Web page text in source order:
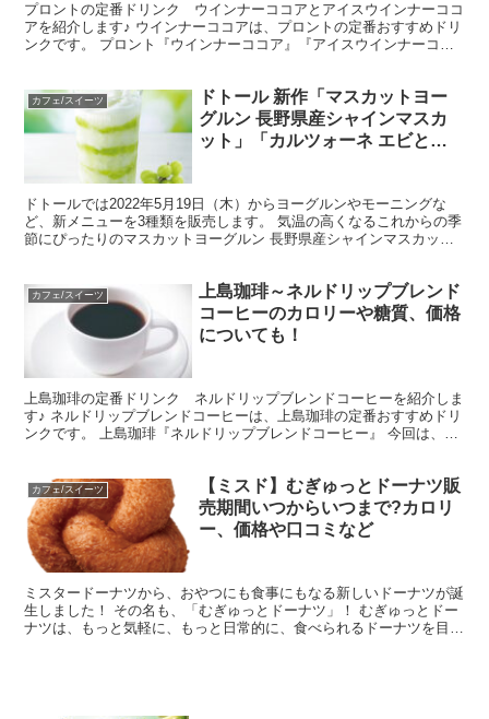
プロントの定番ドリンク ウインナーココアとアイスウインナーココ
アを紹介します♪ ウインナーココアは、プロントの定番おすすめドリ
ンクです。 プロント『ウインナーココア』『アイスウインナーココ
カフェ/スイーツ
ドトール 新作「マスカットヨー
グルン 長野県産シャインマスカ
ット」「カルツォーネ エビとほ
段やカロリー・糖質も
ドトールでは2022年5月19日（木）からヨーグルンやモーニングな
ど、新メニューを3種類を販売します。 気温の高くなるこれからの季
節にぴったりのマスカットヨーグルン 長野県産シャインマスカット
カフェ/スイーツ
上島珈琲～ネルドリップブレンド
コーヒーのカロリーや糖質、価格
についても！
上島珈琲の定番ドリンク ネルドリップブレンドコーヒーを紹介しま
す♪ ネルドリップブレンドコーヒーは、上島珈琲の定番おすすめドリ
ンクです。 上島珈琲『ネルドリップブレンドコーヒー』 今回は、上
カフェ/スイーツ
【ミスド】むぎゅっとドーナツ販
売期間いつからいつまで?カロリ
ー、価格や口コミなど
ミスタードーナツから、おやつにも食事にもなる新しいドーナツが誕
生しました！ その名も、「むぎゅっとドーナツ」！ むぎゅっとドー
ナツは、もっと気軽に、もっと日常的に、食べられるドーナツを目指